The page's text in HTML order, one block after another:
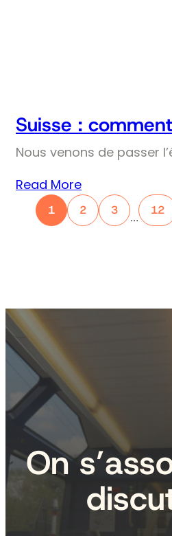
Suisse :
Nous venons de passer
Read More
1 2 3
…
12
On